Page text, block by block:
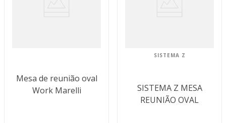
Mesa de reunião oval
Work Marelli
SISTEMA Z
SISTEMA Z MESA
REUNIÃO OVAL